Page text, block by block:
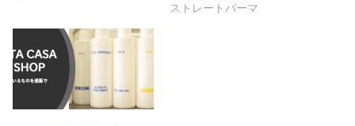
ストレートパーマ